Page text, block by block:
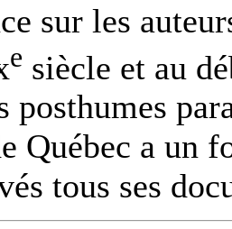
sur les
e siècle et au
posthumes
Québec a un
tous ses